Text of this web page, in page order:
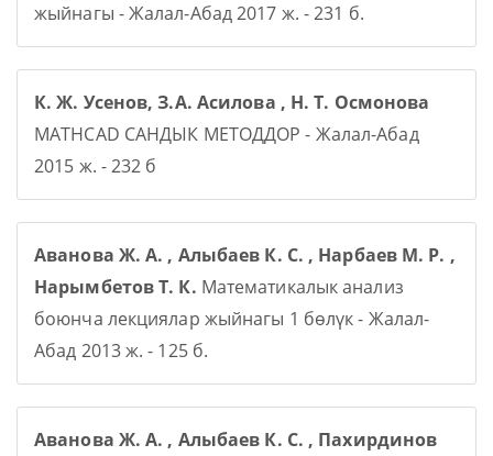
жыйнагы - Жалал-Абад 2017 ж. - 231 б.
К. Ж. Усенов, З.А. Асилова , Н. Т. Осмонова
MATHCAD САНДЫК МЕТОДДОР - Жалал-Абад
2015 ж. - 232 б
Аванова Ж. А. , Алыбаев К. С. , Нарбаев М. Р. ,
Нарымбетов Т. К. Математикалык анализ
боюнча лекциялар жыйнагы 1 бөлүк - Жалал-
Абад 2013 ж. - 125 б.
Аванова Ж. А. , Алыбаев К. С. , Пахирдинов